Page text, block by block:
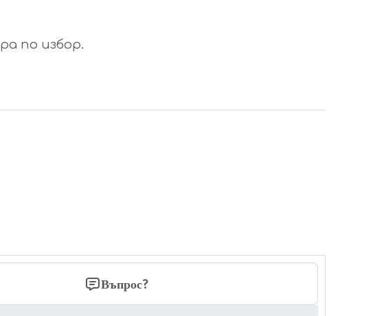
по избор.
Въпрос?